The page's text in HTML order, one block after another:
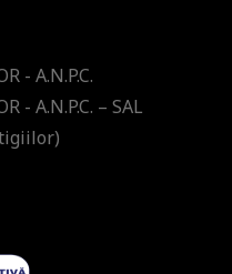
- A.N.P.C.
- A.N.P.C. – SAL